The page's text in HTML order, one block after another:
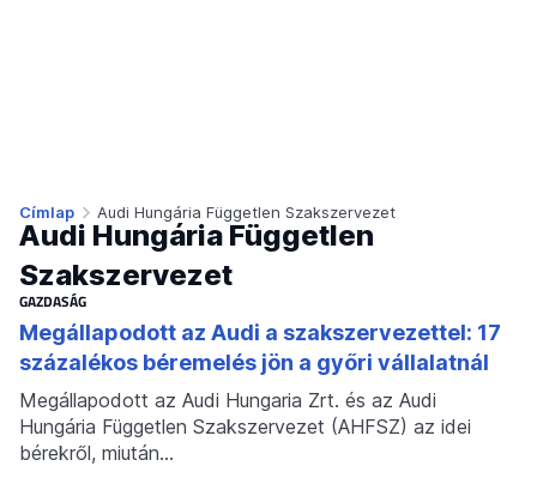
Címlap Audi Hungária Független Szakszervezet
Audi Hungária Független
Szakszervezet
GAZDASÁG
Megállapodott az Audi a szakszervezettel: 17
százalékos béremelés jön a győri vállalatnál
Megállapodott az Audi Hungaria Zrt. és az Audi
Hungária Független Szakszervezet (AHFSZ) az idei
bérekről, miután…